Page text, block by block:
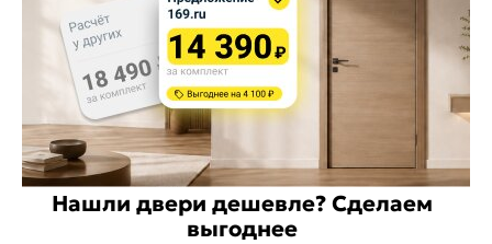
Расскажите о нас
Поделиться
Оцените магазин
ИКС 1340
© 2010—2026 Склад Дверей 169.RU
Нашли двери дешевле? Сделаем
выгоднее